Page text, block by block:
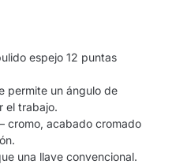
espejo 12 puntas
permite un ángulo de
el trabajo.
cromo, acabado cromado
una llave convencional.